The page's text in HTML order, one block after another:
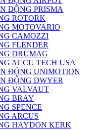
ĐỘNG PRISMA
ROTORK
MOTOVARIO
CAMOZZI
FLENDER
DRUMAG
ACCU TECH USA
ĐỘNG UNIMOTION
ĐỘNG DWYER
VALVAUT
BRAY
SPENCE
ARCUS
HAYDON KERK